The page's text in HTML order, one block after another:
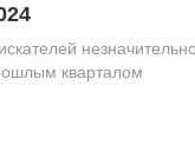
кварталом